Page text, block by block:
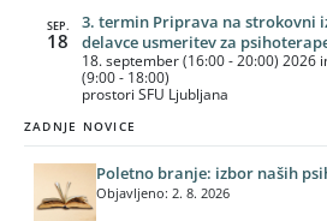
SEP.
18
3. termin Priprava na strokovni
delavce usmeritev za
18. september (16:00 - 20:00) 2026
(9:00 - 18:00)
prostori SFU Ljubljana
ZADNJE NOVICE
Poletno branje: izbor naših
Objavljeno: 2. 8. 2026